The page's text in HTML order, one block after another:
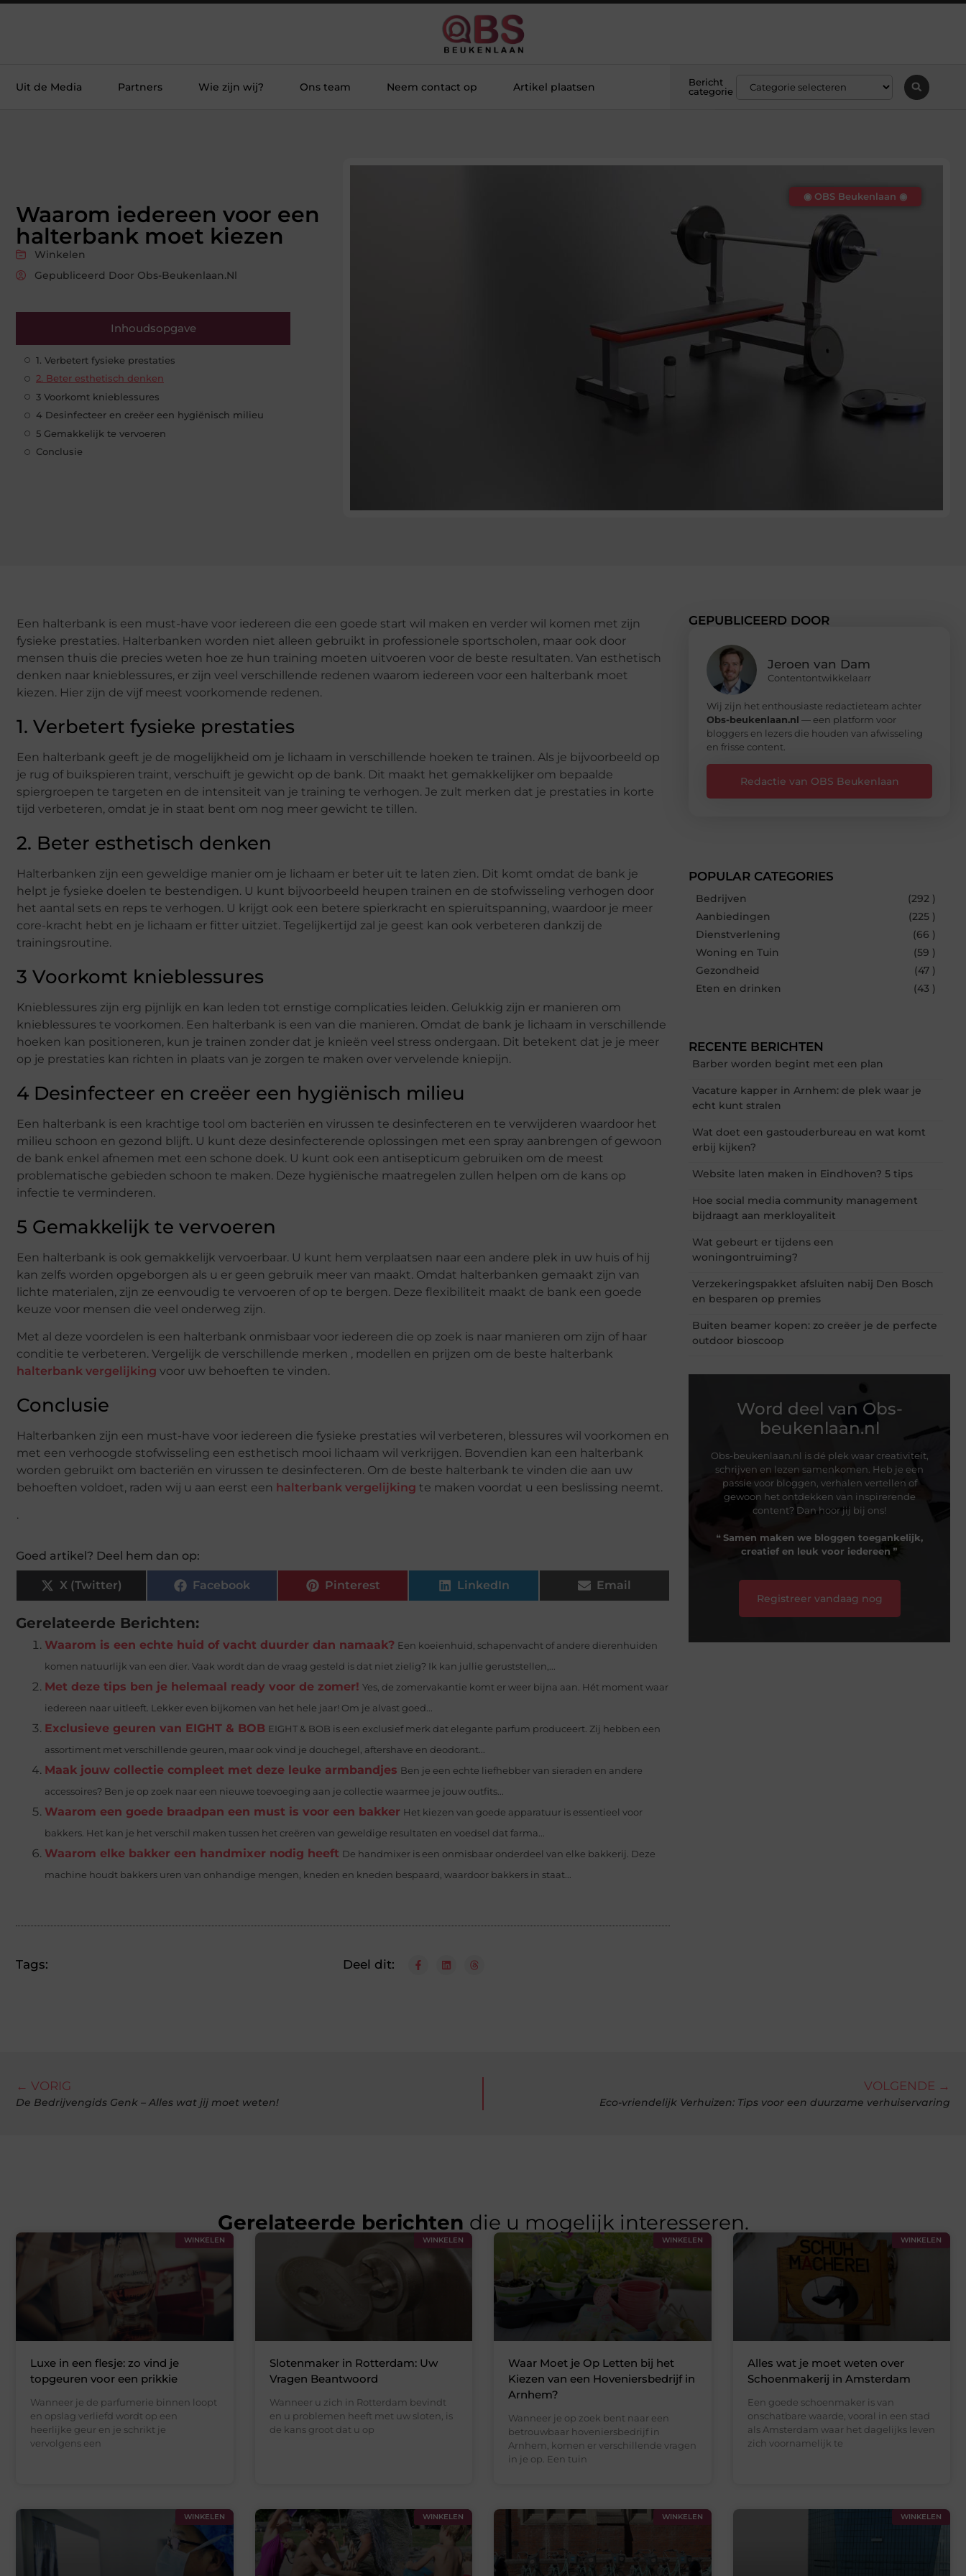
Uit de Media Partners Wie zijn wij? Ons team Neem contact op Artikel plaatsen
Bericht
categorie
Waarom iedereen voor een
halterbank moet kiezen
Winkelen
Gepubliceerd Door Obs-Beukenlaan.nl
Inhoudsopgave
1. Verbetert fysieke prestaties
2. Beter esthetisch denken
3 Voorkomt knieblessures
4 Desinfecteer en creëer een hygiënisch milieu
5 Gemakkelijk te vervoeren
Conclusie
◉ OBS Beukenlaan ◉
Een halterbank is een must-have voor iedereen die een goede start wil maken en verder wil komen met zijn
fysieke prestaties. Halterbanken worden niet alleen gebruikt in professionele sportscholen, maar ook door
mensen thuis die precies weten hoe ze hun training moeten uitvoeren voor de beste resultaten. Van esthetisch
denken naar knieblessures, er zijn veel verschillende redenen waarom iedereen voor een halterbank moet
kiezen. Hier zijn de vijf meest voorkomende redenen.
1. Verbetert fysieke prestaties
Een halterbank geeft je de mogelijkheid om je lichaam in verschillende hoeken te trainen. Als je bijvoorbeeld op
je rug of buikspieren traint, verschuift je gewicht op de bank. Dit maakt het gemakkelijker om bepaalde
spiergroepen te targeten en de intensiteit van je training te verhogen. Je zult merken dat je prestaties in korte
tijd verbeteren, omdat je in staat bent om nog meer gewicht te tillen.
2. Beter esthetisch denken
Halterbanken zijn een geweldige manier om je lichaam er beter uit te laten zien. Dit komt omdat de bank je
helpt je fysieke doelen te bestendigen. U kunt bijvoorbeeld heupen trainen en de stofwisseling verhogen door
het aantal sets en reps te verhogen. U krijgt ook een betere spierkracht en spieruitspanning, waardoor je meer
core-kracht hebt en je lichaam er fitter uitziet. Tegelijkertijd zal je geest kan ook verbeteren dankzij de
trainingsroutine.
3 Voorkomt knieblessures
Knieblessures zijn erg pijnlijk en kan leden tot ernstige complicaties leiden. Gelukkig zijn er manieren om
knieblessures te voorkomen. Een halterbank is een van die manieren. Omdat de bank je lichaam in verschillende
hoeken kan positioneren, kun je trainen zonder dat je knieën veel stress ondergaan. Dit betekent dat je je meer
op je prestaties kan richten in plaats van je zorgen te maken over vervelende kniepijn.
4 Desinfecteer en creëer een hygiënisch milieu
Een halterbank is een krachtige tool om bacteriën en virussen te desinfecteren en te verwijderen waardoor het
milieu schoon en gezond blijft. U kunt deze desinfecterende oplossingen met een spray aanbrengen of gewoon
de bank enkel afnemen met een schone doek. U kunt ook een antisepticum gebruiken om de meest
problematische gebieden schoon te maken. Deze hygiënische maatregelen zullen helpen om de kans op
infectie te verminderen.
5 Gemakkelijk te vervoeren
Een halterbank is ook gemakkelijk vervoerbaar. U kunt hem verplaatsen naar een andere plek in uw huis of hij
kan zelfs worden opgeborgen als u er geen gebruik meer van maakt. Omdat halterbanken gemaakt zijn van
lichte materialen, zijn ze eenvoudig te vervoeren of op te bergen. Deze flexibiliteit maakt de bank een goede
keuze voor mensen die veel onderweg zijn.
Met al deze voordelen is een halterbank onmisbaar voor iedereen die op zoek is naar manieren om zijn of haar
conditie te verbeteren. Vergelijk de verschillende merken , modellen en prijzen om de beste halterbank
halterbank vergelijking voor uw behoeften te vinden.
Conclusie
Halterbanken zijn een must-have voor iedereen die fysieke prestaties wil verbeteren, blessures wil voorkomen en
met een verhoogde stofwisseling een esthetisch mooi lichaam wil verkrijgen. Bovendien kan een halterbank
worden gebruikt om bacteriën en virussen te desinfecteren. Om de beste halterbank te vinden die aan uw
behoeften voldoet, raden wij u aan eerst een halterbank vergelijking te maken voordat u een beslissing neemt.
.
Goed artikel? Deel hem dan op:
X (Twitter) Facebook Pinterest LinkedIn Email
Gerelateerde Berichten:
Waarom is een echte huid of vacht duurder dan namaak? Een koeienhuid, schapenvacht of andere dierenhuiden
komen natuurlijk van een dier. Vaak wordt dan de vraag gesteld is dat niet zielig? Ik kan jullie geruststellen,...
Met deze tips ben je helemaal ready voor de zomer! Yes, de zomervakantie komt er weer bijna aan. Hét moment waar
iedereen naar uitleeft. Lekker even bijkomen van het hele jaar! Om je alvast goed...
Exclusieve geuren van EIGHT & BOB EIGHT & BOB is een exclusief merk dat elegante parfum produceert. Zij hebben een
assortiment met verschillende geuren, maar ook vind je douchegel, aftershave en deodorant...
Maak jouw collectie compleet met deze leuke armbandjes Ben je een echte liefhebber van sieraden en andere
accessoires? Ben je op zoek naar een nieuwe toevoeging aan je collectie waarmee je jouw outfits...
Waarom een goede braadpan een must is voor een bakker Het kiezen van goede apparatuur is essentieel voor
bakkers. Het kan je het verschil maken tussen het creëren van geweldige resultaten en voedsel dat farma...
Waarom elke bakker een handmixer nodig heeft De handmixer is een onmisbaar onderdeel van elke bakkerij. Deze
machine houdt bakkers uren van onhandige mengen, kneden en kneden bespaard, waardoor bakkers in staat...
Tags: Deel dit:
GEPUBLICEERD DOOR
Jeroen van Dam
Contentontwikkelaarr
Wij zijn het enthousiaste redactieteam achter
Obs-beukenlaan.nl — een platform voor
bloggers en lezers die houden van afwisseling
en frisse content.
Redactie van OBS Beukenlaan
POPULAR CATEGORIES
Bedrijven
(292 )
Aanbiedingen
(225 )
Dienstverlening
(66 )
Woning en Tuin
(59 )
Gezondheid
(47 )
Eten en drinken
(43 )
RECENTE BERICHTEN
Barber worden begint met een plan
Vacature kapper in Arnhem: de plek waar je
echt kunt stralen
Wat doet een gastouderbureau en wat komt
erbij kijken?
Website laten maken in Eindhoven? 5 tips
Hoe social media community management
bijdraagt aan merkloyaliteit
Wat gebeurt er tijdens een
woningontruiming?
Verzekeringspakket afsluiten nabij Den Bosch
en besparen op premies
Buiten beamer kopen: zo creëer je de perfecte
outdoor bioscoop
Word deel van Obs-
beukenlaan.nl
Obs-beukenlaan.nl is dé plek waar creativiteit,
schrijven en lezen samenkomen. Heb je een
passie voor bloggen, verhalen vertellen of
gewoon het ontdekken van inspirerende
content? Dan hoor jij bij ons!
❝ Samen maken we bloggen toegankelijk,
creatief en leuk voor iedereen ❞
Registreer vandaag nog
← VORIG
De Bedrijvengids Genk – Alles wat jij moet weten!
VOLGENDE →
Eco-vriendelijk Verhuizen: Tips voor een duurzame verhuiservaring
Gerelateerde berichten die u mogelijk interesseren.
WINKELEN
Luxe in een flesje: zo vind je
topgeuren voor een prikkie
Wanneer je de parfumerie binnen loopt
en opslag verliefd wordt op een
heerlijke geur en je schrikt je
vervolgens een
WINKELEN
Slotenmaker in Rotterdam: Uw
Vragen Beantwoord
Wanneer u zich in Rotterdam bevindt
en u problemen heeft met uw sloten, is
de kans groot dat u op
WINKELEN
Waar Moet je Op Letten bij het
Kiezen van een Hoveniersbedrijf in
Arnhem?
Wanneer je op zoek bent naar een
betrouwbaar hoveniersbedrijf in
Arnhem, komen er verschillende vragen
in je op. Een tuin
WINKELEN
Alles wat je moet weten over
Schoenmakerij in Amsterdam
Een goede schoenmaker is van
onschatbare waarde, vooral in een stad
als Amsterdam waar het dagelijks leven
zich voornamelijk te
WINKELEN WINKELEN WINKELEN WINKELEN